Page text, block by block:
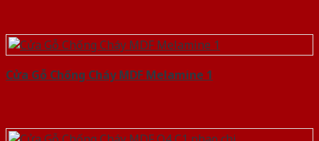
Cửa Gỗ Chống Cháy MDF Melamine 1